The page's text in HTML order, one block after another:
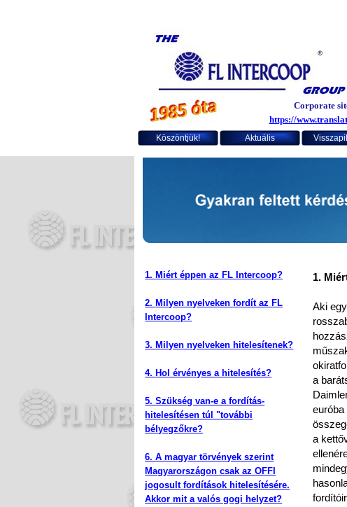
Köszöntjük! Aktuális
Corporate
https://
1. Miért éppen az FL Intercoop?
2. Milyen nyelveken fordít az FL
Intercoop?
3. Milyen nyelveken hitelesítenek?
4. Hol érvényes a hitelesítés?
5.Szükség van-e a fordítás-
hitelesítésen túl "további
bélyegzőkre?
6. A magyar törvények szerint
Magyarországon csak az OFFI
jogosult fordítások hitelesítésére.
Akkor mit a valós gogi helyzet?
1.
Aki
a
euróba
a